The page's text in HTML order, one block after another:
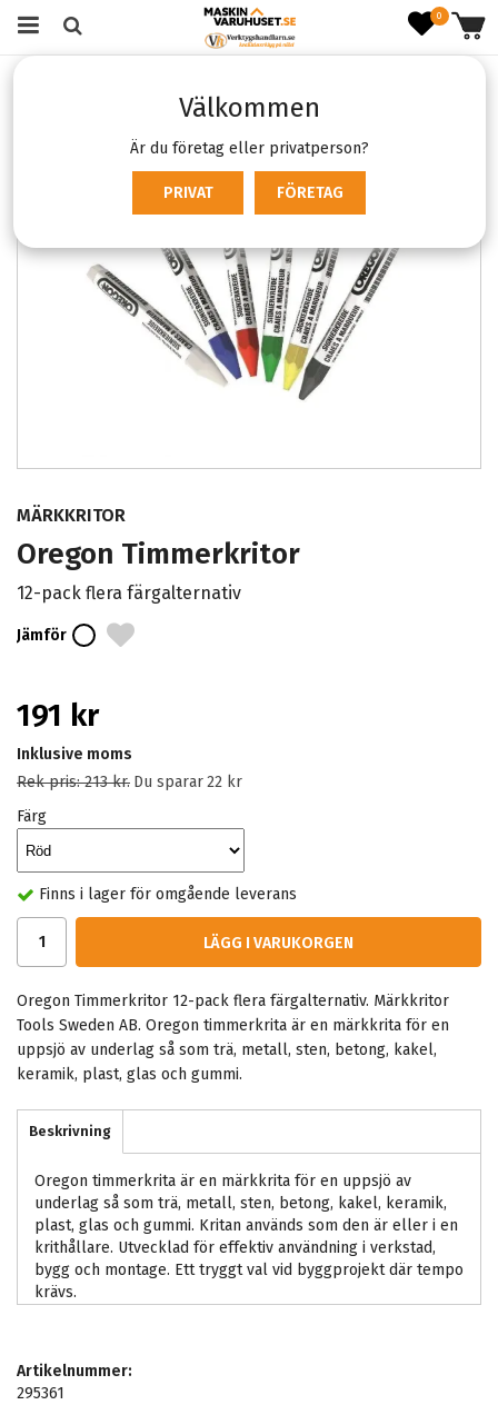
0
Välkommen
Är du företag eller privatperson?
PRIVAT FÖRETAG
MÄRKKRITOR
Oregon Timmerkritor
12-pack flera färgalternativ
Jämför
191 kr
Inklusive moms
Rek pris:213 kr. Du sparar22 kr
Färg
Finns i lager för omgående leverans
LÄGG I VARUKORGEN
Oregon Timmerkritor 12-pack flera färgalternativ. Märkkritor
Tools Sweden AB. Oregon timmerkrita är en märkkrita för en
uppsjö av underlag så som trä, metall, sten, betong, kakel,
keramik, plast, glas och gummi.
Beskrivning
Oregon timmerkrita är en märkkrita för en uppsjö av
underlag så som trä, metall, sten, betong, kakel, keramik,
plast, glas och gummi. Kritan används som den är eller i en
krithållare. Utvecklad för effektiv användning i verkstad,
bygg och montage. Ett tryggt val vid byggprojekt där tempo
krävs.
Artikelnummer:
295361